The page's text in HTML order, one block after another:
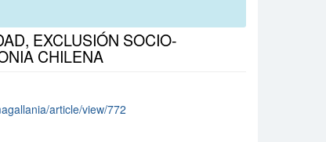
EXCLUSIÓN SOCIO-
CHILENA
article/view/772